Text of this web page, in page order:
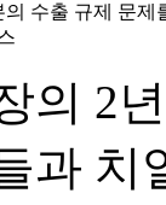
수출 규제 문제
의 2
과 치